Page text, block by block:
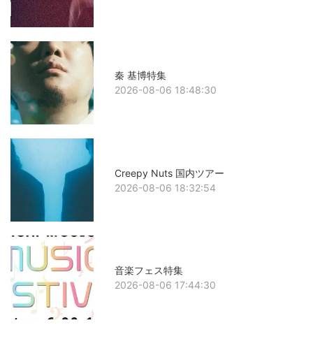
秦 基博特集
2026-08-06 18:48:30
Creepy Nuts 国内ツアー
2026-08-06 18:32:54
音楽フェス特集
2026-08-06 17:44:30